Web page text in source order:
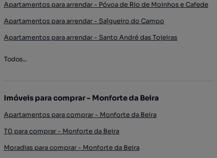
Apartamentos para arrendar - Póvoa de Rio de Moinhos e Cafede
Apartamentos para arrendar - Salgueiro do Campo
Apartamentos para arrendar - Santo André das Tojeiras
Todos...
Imóveis para comprar - Monforte da Beira
Apartamentos para comprar - Monforte da Beira
T0 para comprar - Monforte da Beira
Moradias para comprar - Monforte da Beira